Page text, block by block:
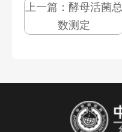
上一篇： 酵母活菌总
数测定